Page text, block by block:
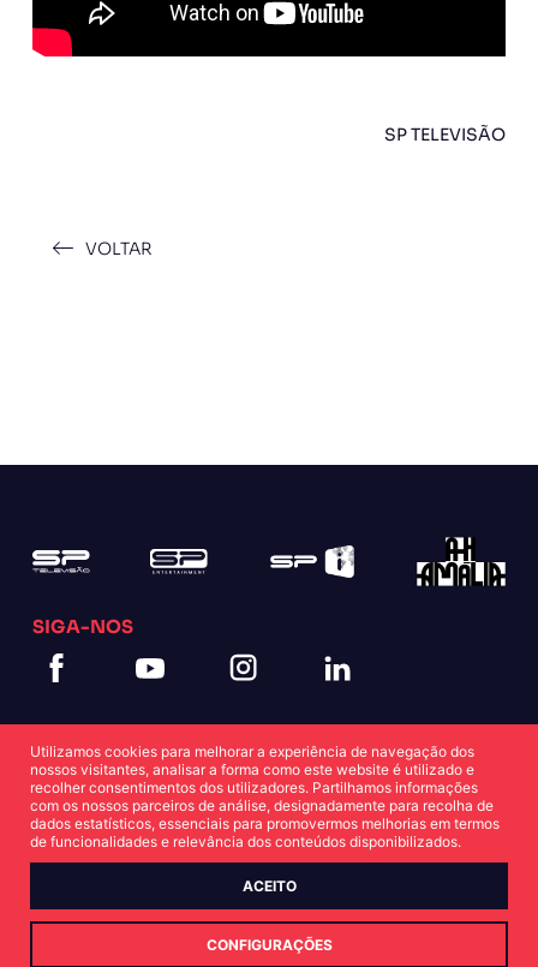
SP TELEVISÃO
VOLTAR
SIGA-NOS
Política de Cookies Política de Privacidade
Utilizamos cookies para melhorar a experiência de navegação dos
nossos visitantes, analisar a forma como este website é utilizado e
recolher consentimentos dos utilizadores. Partilhamos informações
com os nossos parceiros de análise, designadamente para recolha de
dados estatísticos, essenciais para promovermos melhorias em termos
de funcionalidades e relevância dos conteúdos disponibilizados.
CONFIGURAÇÕES
ACEITO